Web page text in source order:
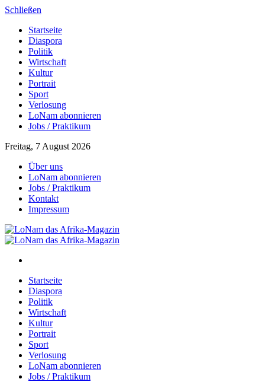
Schließen
Startseite
Diaspora
Politik
Wirtschaft
Kultur
Portrait
Sport
Verlosung
LoNam abonnieren
Jobs / Praktikum
Freitag, 7 August 2026
Über uns
LoNam abonnieren
Jobs / Praktikum
Kontakt
Impressum
Startseite
Diaspora
Politik
Wirtschaft
Kultur
Portrait
Sport
Verlosung
LoNam abonnieren
Jobs / Praktikum